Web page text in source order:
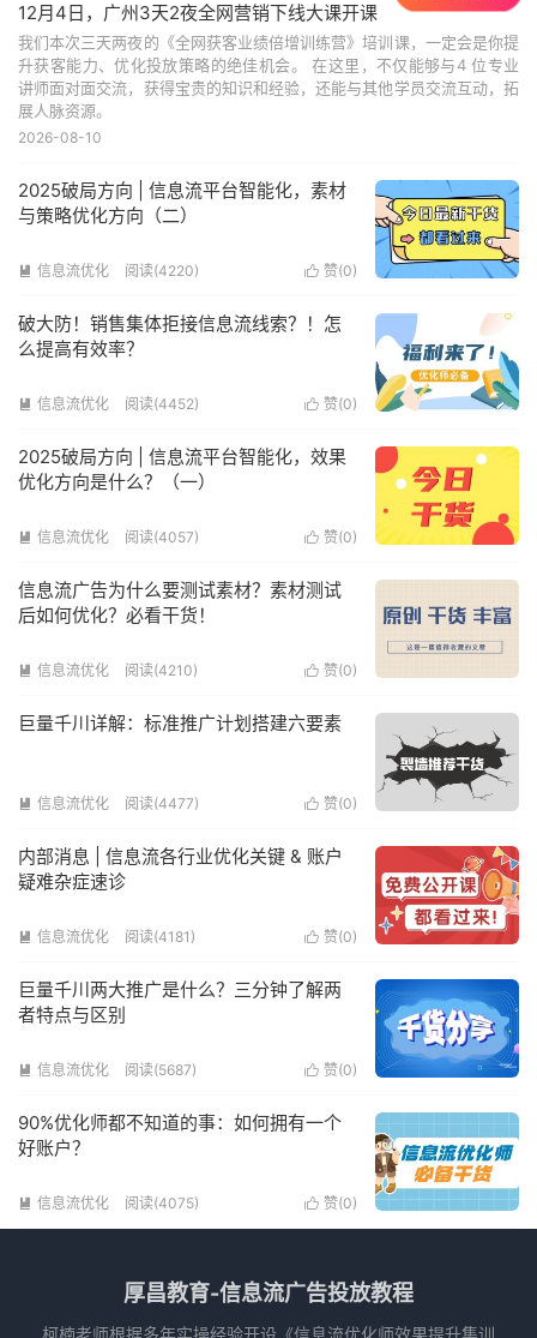
12月4日，广州3天2夜全网营销下线大课开课
我们本次三天两夜的《全网获客业绩倍增训练营》培训课，一定会是你提
升获客能力、优化投放策略的绝佳机会。 在这里，不仅能够与4 位专业
讲师面对面交流，获得宝贵的知识和经验，还能与其他学员交流互动，拓
展人脉资源。
2026-08-10
2025破局方向 | 信息流平台智能化，素材
与策略优化方向（二）
 赞(0)
 信息流优化 阅读(4220)
破大防！销售集体拒接信息流线索？！怎
么提高有效率？
 赞(0)
 信息流优化 阅读(4452)
2025破局方向 | 信息流平台智能化，效果
优化方向是什么？（一）
 赞(0)
 信息流优化 阅读(4057)
信息流广告为什么要测试素材？素材测试
后如何优化？必看干货！
 赞(0)
 信息流优化 阅读(4210)
巨量千川详解：标准推广计划搭建六要素
 赞(0)
 信息流优化 阅读(4477)
内部消息 | 信息流各行业优化关键 & 账户
疑难杂症速诊
 赞(0)
 信息流优化 阅读(4181)
巨量千川两大推广是什么？三分钟了解两
者特点与区别
 赞(0)
 信息流优化 阅读(5687)
90%优化师都不知道的事：如何拥有一个
好账户？
 赞(0)
 信息流优化 阅读(4075)
厚昌教育-信息流广告投放教程
柯楠老师根据多年实操经验开设《信息流优化师效果提升集训